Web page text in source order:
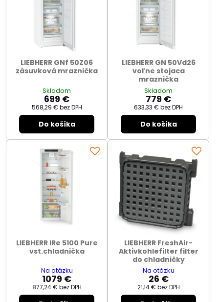
LIEBHERR GNf 50Z06
zásuvková mraznička
Skladom
699 €
568,29 € bez DPH
Do košíka
LIEBHERR GN 50Vd26
voľne stojaca
mraznička
Skladom
779 €
633,33 € bez DPH
Do košíka
LIEBHERR IRe 5100 Pure
vst.chladnička
Na otázku
1079 €
877,24 € bez DPH
LIEBHERR FreshAir-
Aktivkohlefilter filter
do chladničky
Na otázku
26 €
21,14 € bez DPH